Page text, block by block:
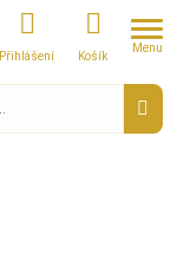
Přihlášení Košík
Menu